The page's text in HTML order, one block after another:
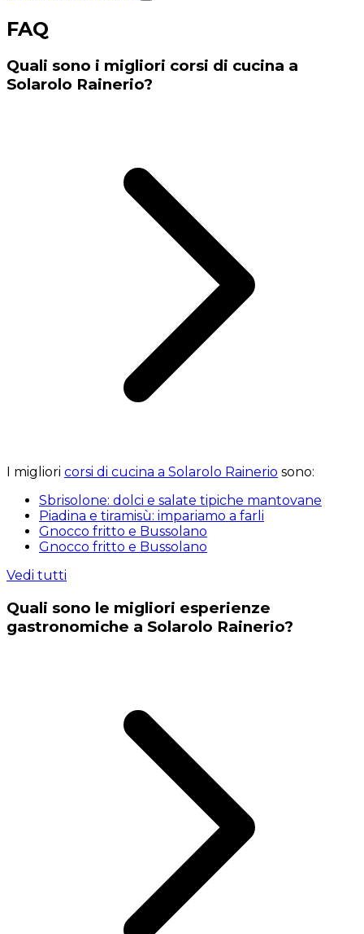
FAQ
Quali sono i migliori corsi di cucina a
Solarolo Rainerio?
I migliori corsi di cucina a Solarolo Rainerio sono:
Sbrisolone: dolci e salate tipiche mantovane
Piadina e tiramisù: impariamo a farli
Gnocco fritto e Bussolano
Gnocco fritto e Bussolano
Vedi tutti
Quali sono le migliori esperienze
gastronomiche a Solarolo Rainerio?